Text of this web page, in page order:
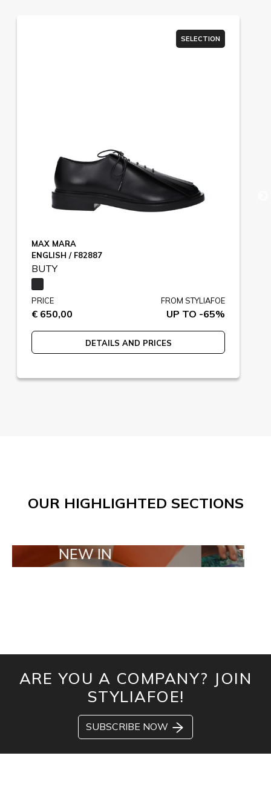
SELECTION
MAX MARA
ENGLISH / F82887
BUTY
PRICE
€ 650,00
FROM STYLIAFOE
UP TO -65%
DETAILS AND PRICES
OUR HIGHLIGHTED SECTIONS
IN TAILOR
ARE YOU A COMPANY? JOIN
STYLIAFOE!
SUBSCRIBE NOW